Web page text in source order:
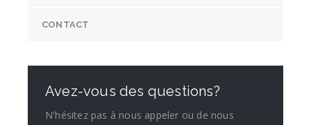
CONTACT
Avez-vous des questions?
N'hésitez pas à nous appeler ou de nous